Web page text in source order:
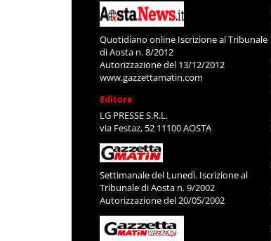
Quotidiano online Iscrizione al Tribunale
di Aosta n. 8/2012
Autorizzazione del 13/12/2012
www.gazzettamatin.com
Editore
LG PRESSE S.R.L.
via Festaz, 52 11100 AOSTA
Settimanale del Lunedì. Iscrizione al
Tribunale di Aosta n. 9/2002
Autorizzazione del 20/05/2002